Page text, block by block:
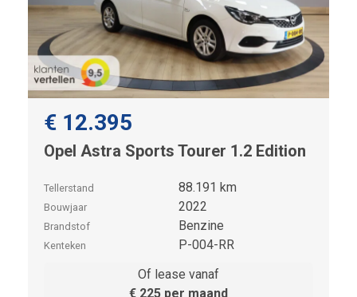
€ 12.395
Opel Astra Sports Tourer 1.2 Edition
Tellerstand 88.191 km
Bouwjaar 2022
Brandstof Benzine
Kenteken
P-004-RR
Of lease vanaf
€ 225 per maand